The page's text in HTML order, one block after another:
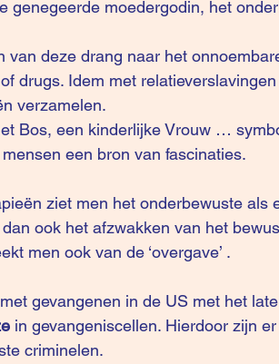
genegeerde moedergodin, het
deze drang naar het
drugs. Idem met
verzamelen.
Bos, een kinderlijke Vrouw …
een bron van fascinaties.
ziet men het onderbewuste als
ook het afzwakken van het
men ook van de ‘overgave’ .
gevangenen in de US met het
in gevangeniscellen. Hierdoor zijn
criminelen.